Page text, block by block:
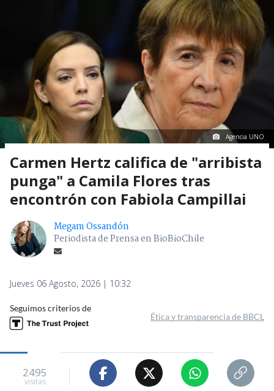
Agencia UNO
Carmen Hertz califica de "arribista
punga" a Camila Flores tras
encontrón con Fabiola Campillai
Megam Ossandón
Periodista de Prensa en BioBioChile
Jueves 06 Agosto, 2026 | 10:32
Seguimos criterios de
Ética y transparencia de BBCL
2495
visitas